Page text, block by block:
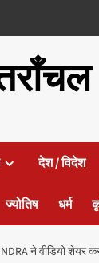
देश / विदेश
ज्योतिष धर्म
ने वीडियो शेयर